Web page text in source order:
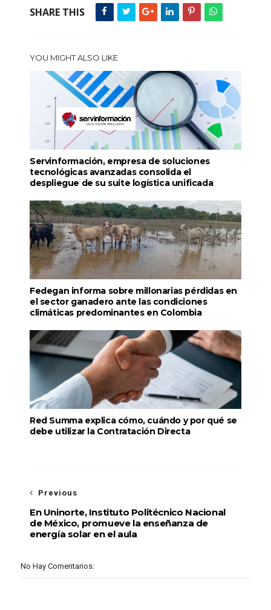
SHARE THIS
YOU MIGHT ALSO LIKE
Servinformación, empresa de soluciones
tecnológicas avanzadas consolida el
despliegue de su suite logística unificada
Fedegan informa sobre millonarias pérdidas en
el sector ganadero ante las condiciones
climáticas predominantes en Colombia
Red Summa explica cómo, cuándo y por qué se
debe utilizar la Contratación Directa
Previous
En Uninorte, Instituto Politécnico Nacional
de México, promueve la enseñanza de
energía solar en el aula
No Hay Comentarios: